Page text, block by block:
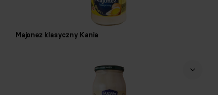
Majonez klasyczny Kania